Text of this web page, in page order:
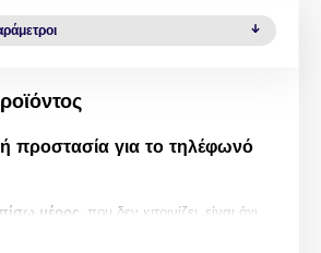
προστασία για το τηλέφωνό
μέρος
, που δεν κιτρινίζει, είναι όχι